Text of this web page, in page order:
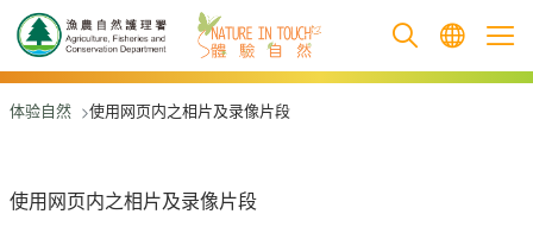
跳至主要內容
体验自然 使用网页内之相片及录像片段
使用网页内之相片及录像片段